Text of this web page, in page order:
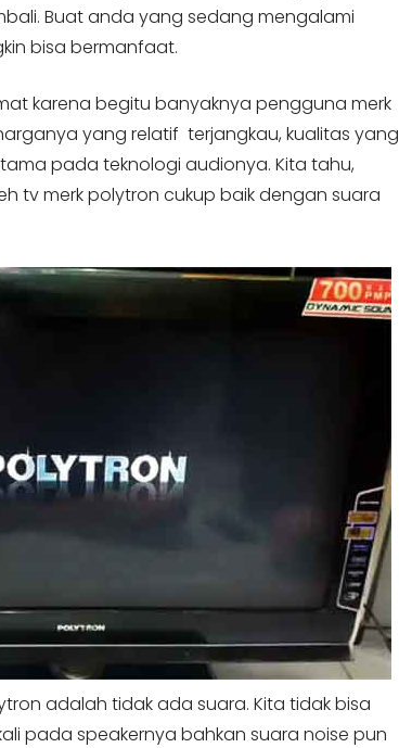
Buat anda yang sedang mengalami
bisa bermanfaat.
karena begitu banyaknya pengguna merk
yang relatif terjangkau, kualitas yang
pada teknologi audionya. Kita tahu,
tv merk polytron cukup baik dengan suara
adalah tidak ada suara. Kita tidak bisa
pada speakernya bahkan suara noise pun